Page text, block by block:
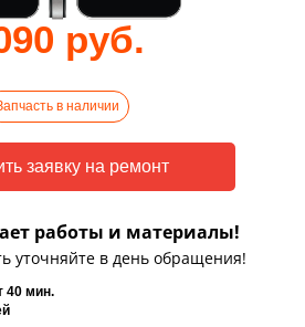
руб.
в наличии
работы и материалы!
уточняйте в день обращения!
40 мин.